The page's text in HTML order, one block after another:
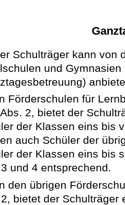
Schulträger kann von
und
Förderschulen für
2, bietet der
der Klassen eins bis
auch Schüler der
der Klassen eins bis
und 4 entsprechend.
den übrigen
bietet der Schulträger